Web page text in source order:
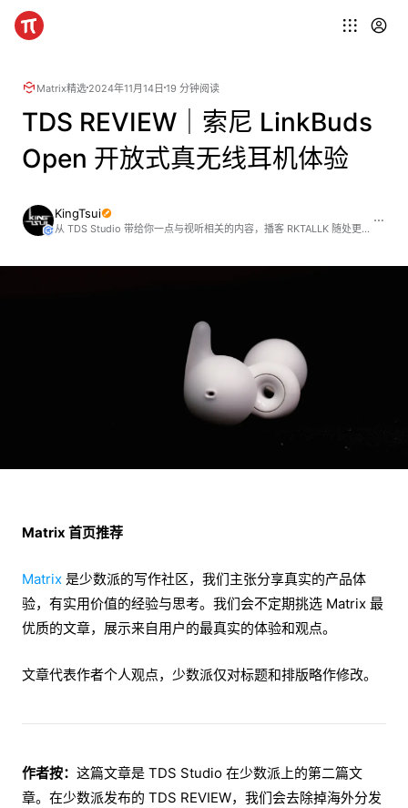
Matrix精选 2024年11月14日 19 分钟阅读
TDS REVIEW｜索尼 LinkBuds
Open 开放式真无线耳机体验
KingTsui
从 TDS Studio 带给你一点与视听相关的内容，播客 RKTALLK 随处更新。公众号 TDS Studio。
Matrix 首页推荐
Matrix 是少数派的写作社区，我们主张分享真实的产品体
验，有实用价值的经验与思考。我们会不定期挑选 Matrix 最
优质的文章，展示来自用户的最真实的体验和观点。
文章代表作者个人观点，少数派仅对标题和排版略作修改。
作者按： 这篇文章是 TDS Studio 在少数派上的第二篇文
章。在少数派发布的 TDS REVIEW，我们会去除掉海外分发